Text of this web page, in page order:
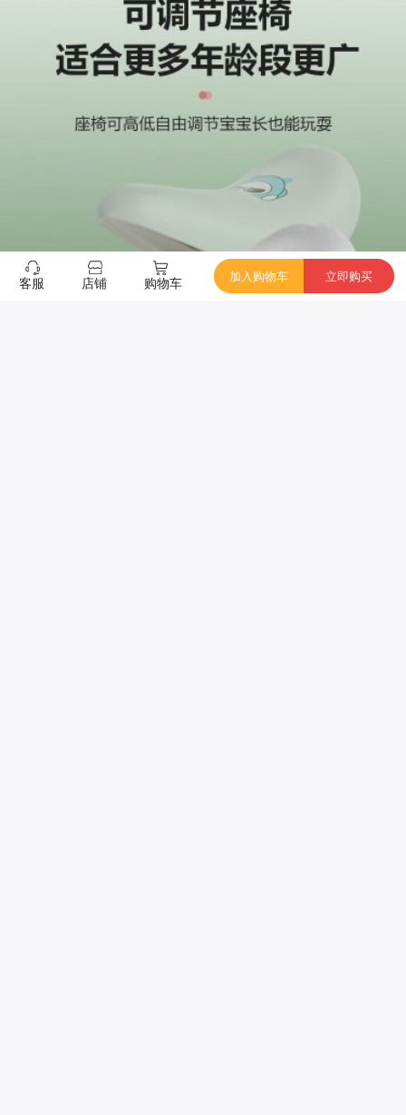
客服 店铺 购物车 加入购物车 立即购买